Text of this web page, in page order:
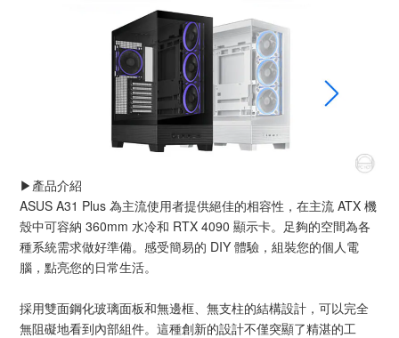
▶️產品介紹
ASUS A31 Plus 為主流使用者提供絕佳的相容性，在主流 ATX 機
殼中可容納 360mm 水冷和 RTX 4090 顯示卡。足夠的空間為各
種系統需求做好準備。感受簡易的 DIY 體驗，組裝您的個人電
腦，點亮您的日常生活。
採用雙面鋼化玻璃面板和無邊框、無支柱的結構設計，可以完全
無阻礙地看到內部組件。這種創新的設計不僅突顯了精湛的工